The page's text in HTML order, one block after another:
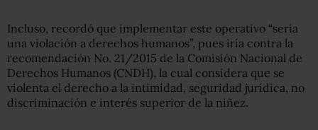
Incluso, recordó que implementar este operativo “sería
una violación a derechos humanos”, pues iría contra la
recomendación No. 21/2015 de la Comisión Nacional de
Derechos Humanos (CNDH), la cual considera que se
violenta el derecho a la intimidad, seguridad jurídica, no
discriminación e interés superior de la niñez.